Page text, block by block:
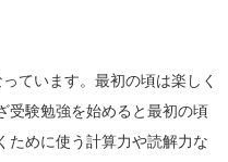
ています。最初の頃は楽しく
受験勉強を始めると最初の頃
ために使う計算力や読解力な